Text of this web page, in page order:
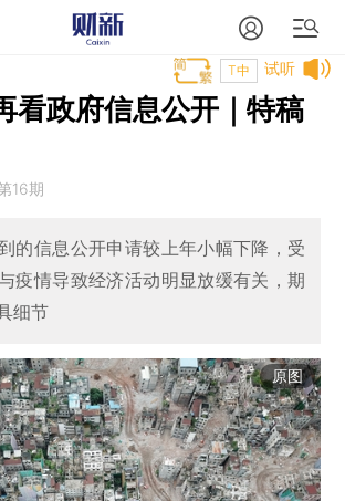
试听
T中
看政府信息公开｜特稿
16期
的信息公开申请较上年小幅下降，受
疫情导致经济活动明显放缓有关，期
细节
原图